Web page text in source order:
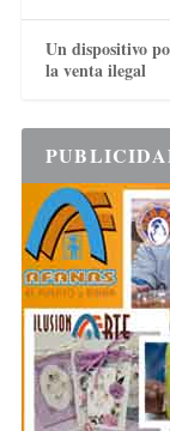
Un dispositivo
la venta ilegal